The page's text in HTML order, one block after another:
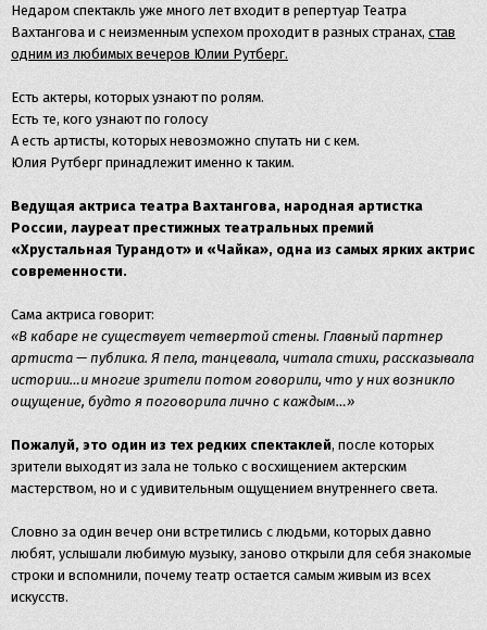
Недаром спектакль уже много лет входит в репертуар Театра
Вахтангова и с неизменным успехом проходит в разных странах, став
одним из любимых вечеров Юлии Рутберг.
Есть актеры, которых узнают по ролям.
Есть те, кого узнают по голосу
А есть артисты, которых невозможно спутать ни с кем.
Юлия Рутберг принадлежит именно к таким.
Ведущая актриса театра Вахтангова, народная артистка
России, лауреат престижных театральных премий
«Хрустальная Турандот» и «Чайка», одна из самых ярких актрис
современности.
Сама актриса говорит:
«В кабаре не существует четвертой стены. Главный партнер
артиста — публика. Я пела, танцевала, читала стихи, рассказывала
истории…и многие зрители потом говорили, что у них возникло
ощущение, будто я поговорила лично с каждым…»
Пожалуй, это один из тех редких спектаклей, после которых
зрители выходят из зала не только с восхищением актерским
мастерством, но и с удивительным ощущением внутреннего света.
Словно за один вечер они встретились с людьми, которых давно
любят, услышали любимую музыку, заново открыли для себя знакомые
строки и вспомнили, почему театр остается самым живым из всех
искусств.